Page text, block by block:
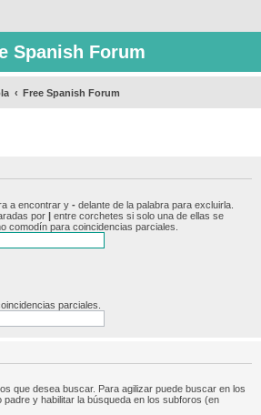
Spanish Forum
Free Spanish Forum
a encontrar y - delante de la palabra para excluirla.
por | entre corchetes si solo una de ellas se
comodín para coincidencias parciales.
parciales.
que desea buscar. Para agilizar puede buscar en los
y habilitar la búsqueda en los subforos (en